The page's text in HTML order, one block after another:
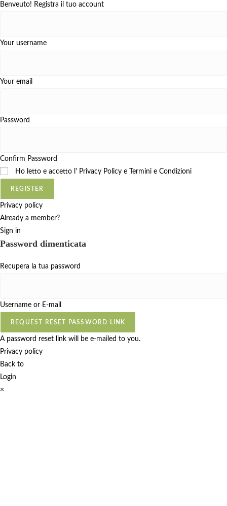
Benveuto! Registra il tuo account
Your username
Your email
Password
Confirm Password
Ho letto e accetto l' Privacy Policy e Termini e Condizioni
REGISTER
Privacy policy
Already a member?
Sign in
Password dimenticata
Recupera la tua password
Username or E-mail
REQUEST RESET PASSWORD LINK
A password reset link will be e-mailed to you.
Privacy policy
Back to
Login
×